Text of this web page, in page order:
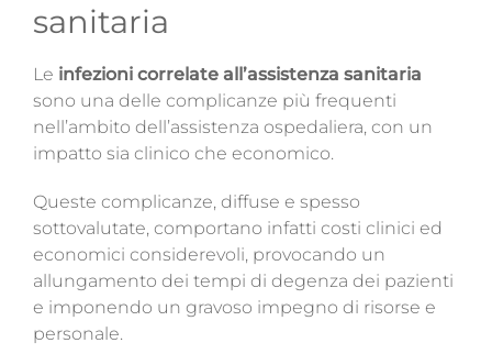
sanitaria
Le infezioni correlate all’assistenza sanitaria
sono una delle complicanze più frequenti
nell’ambito dell’assistenza ospedaliera, con un
impatto sia clinico che economico.
Queste complicanze, diffuse e spesso
sottovalutate, comportano infatti costi clinici ed
economici considerevoli, provocando un
allungamento dei tempi di degenza dei pazienti
e imponendo un gravoso impegno di risorse e
personale.